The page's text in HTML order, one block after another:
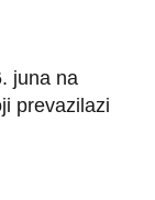
juna na
prevazilazi